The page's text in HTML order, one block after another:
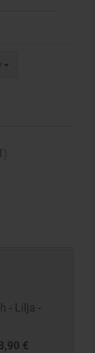
- Lilja -
€